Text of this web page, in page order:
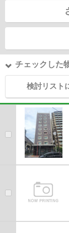
チェックした
検討リスト